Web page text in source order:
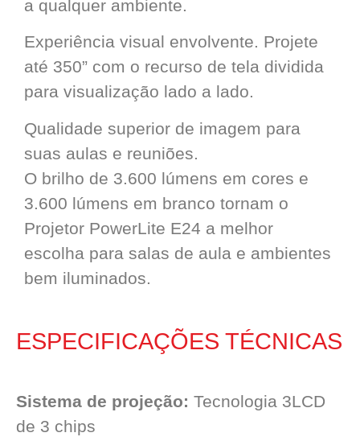
a qualquer ambiente.
Experiência visual envolvente. Projete
até 350” com o recurso de tela dividida
para visualização lado a lado.
Qualidade superior de imagem para
suas aulas e reuniões.
O brilho de 3.600 lúmens em cores e
3.600 lúmens em branco tornam o
Projetor PowerLite E24 a melhor
escolha para salas de aula e ambientes
bem iluminados.
ESPECIFICAÇÕES TÉCNICAS
Sistema de projeção: Tecnologia 3LCD
de 3 chips